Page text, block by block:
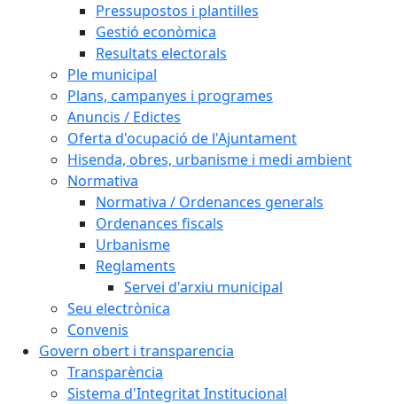
Pressupostos i plantilles
Gestió econòmica
Resultats electorals
Ple municipal
Plans, campanyes i programes
Anuncis / Edictes
Oferta d'ocupació de l'Ajuntament
Hisenda, obres, urbanisme i medi ambient
Normativa
Normativa / Ordenances generals
Ordenances fiscals
Urbanisme
Reglaments
Servei d'arxiu municipal
Seu electrònica
Convenis
Govern obert i transparencia
Transparència
Sistema d'Integritat Institucional